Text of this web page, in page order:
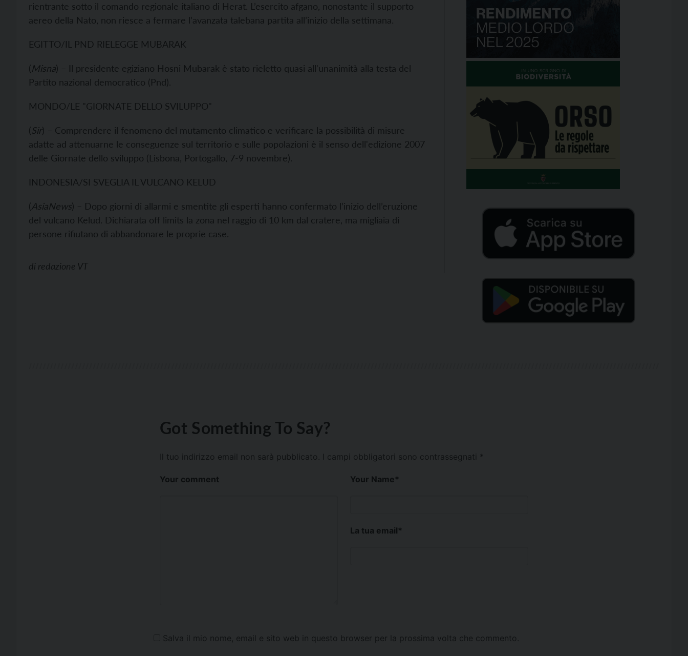
rientrante sotto il comando regionale italiano di Herat. L’esercito afgano, nonostante il supporto
aereo della Nato, non riesce a fermare l’avanzata talebana partita all’inizio della settimana.
EGITTO/IL PND RIELEGGE MUBARAK
(Misna) – Il presidente egiziano Hosni Mubarak è stato rieletto quasi all'unanimità alla testa del
Partito nazional democratico (Pnd).
MONDO/LE "GIORNATE DELLO SVILUPPO"
(Sir) – Comprendere il fenomeno del mutamento climatico e verificare la possibilità di misure
adatte ad attenuarne le conseguenze sul territorio e sulle popolazioni è il senso dell'edizione 2007
delle Giornate dello sviluppo (Lisbona, Portogallo, 7-9 novembre).
INDONESIA/SI SVEGLIA IL VULCANO KELUD
(AsiaNews) – Dopo giorni di allarmi e smentite gli esperti hanno confermato l’inizio dell’eruzione
del vulcano Kelud. Dichiarata off limits la zona nel raggio di 10 km dal cratere, ma migliaia di
persone rifiutano di abbandonare le proprie case.
di redazione VT
Got Something To Say?
Il tuo indirizzo email non sarà pubblicato. I campi obbligatori sono contrassegnati *
Your comment Your Name*
La tua email*
Salva il mio nome, email e sito web in questo browser per la prossima volta che commento.